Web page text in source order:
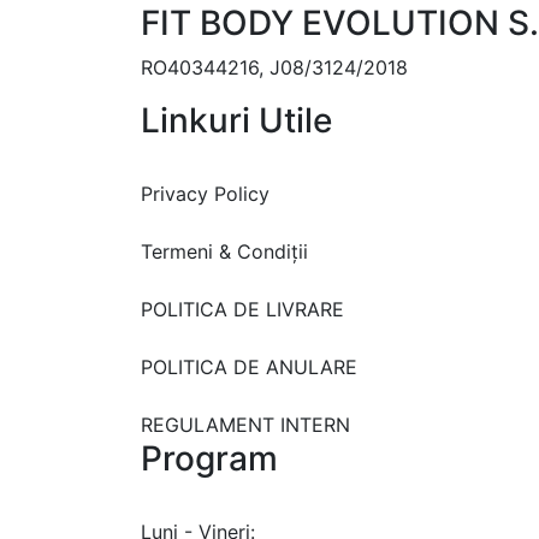
FIT BODY EVOLUTION
RO40344216, J08/3124/2018
Linkuri Utile
Privacy Policy
Termeni & Condiții
POLITICA DE LIVRARE
POLITICA DE ANULARE
REGULAMENT INTERN
Program
Luni - Vineri: